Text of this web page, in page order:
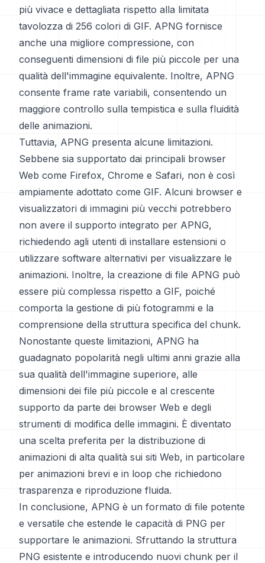
più vivace e dettagliata rispetto alla limitata
tavolozza di 256 colori di GIF. APNG fornisce
anche una migliore compressione, con
conseguenti dimensioni di file più piccole per una
qualità dell'immagine equivalente. Inoltre, APNG
consente frame rate variabili, consentendo un
maggiore controllo sulla tempistica e sulla fluidità
delle animazioni.
Tuttavia, APNG presenta alcune limitazioni.
Sebbene sia supportato dai principali browser
Web come Firefox, Chrome e Safari, non è così
ampiamente adottato come GIF. Alcuni browser e
visualizzatori di immagini più vecchi potrebbero
non avere il supporto integrato per APNG,
richiedendo agli utenti di installare estensioni o
utilizzare software alternativi per visualizzare le
animazioni. Inoltre, la creazione di file APNG può
essere più complessa rispetto a GIF, poiché
comporta la gestione di più fotogrammi e la
comprensione della struttura specifica del chunk.
Nonostante queste limitazioni, APNG ha
guadagnato popolarità negli ultimi anni grazie alla
sua qualità dell'immagine superiore, alle
dimensioni dei file più piccole e al crescente
supporto da parte dei browser Web e degli
strumenti di modifica delle immagini. È diventato
una scelta preferita per la distribuzione di
animazioni di alta qualità sui siti Web, in particolare
per animazioni brevi e in loop che richiedono
trasparenza e riproduzione fluida.
In conclusione, APNG è un formato di file potente
e versatile che estende le capacità di PNG per
supportare le animazioni. Sfruttando la struttura
PNG esistente e introducendo nuovi chunk per il